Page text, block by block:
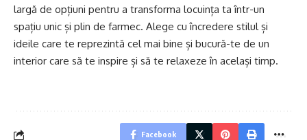
largă de opțiuni pentru a transforma locuința ta într-un
spațiu unic și plin de farmec. Alege cu încredere stilul și
ideile care te reprezintă cel mai bine și bucură-te de un
interior care să te inspire și să te relaxeze în același timp.
Facebook